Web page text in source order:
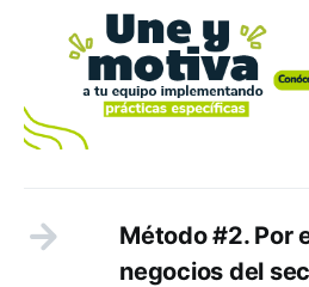
Método #2. Por
negocios del